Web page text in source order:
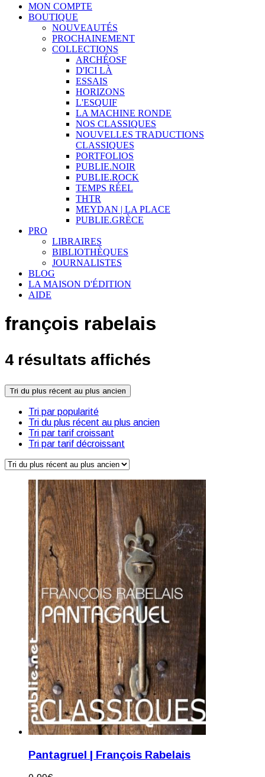
MON COMPTE
BOUTIQUE
NOUVEAUTÉS
PROCHAINEMENT
COLLECTIONS
ARCHÉOSF
D'ICI LÀ
ESSAIS
HORIZONS
L'ESQUIF
LA MACHINE RONDE
NOS CLASSIQUES
NOUVELLES TRADUCTIONS
CLASSIQUES
PORTFOLIOS
PUBLIE.NOIR
PUBLIE.ROCK
TEMPS RÉEL
THTR
MEYDAN | LA PLACE
PUBLIE.GRÈCE
PRO
LIBRAIRES
BIBLIOTHÈQUES
JOURNALISTES
BLOG
LA MAISON D'ÉDITION
AIDE
françois rabelais
4 résultats affichés
Tri du plus récent au plus ancien
Tri par popularité
Tri du plus récent au plus ancien
Tri par tarif croissant
Tri par tarif décroissant
Pantagruel | François Rabelais